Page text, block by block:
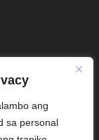
ang
sa personal